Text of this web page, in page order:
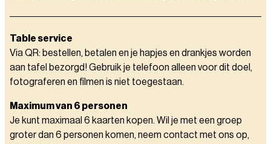
Table service
Via QR: bestellen, betalen en je hapjes en drankjes worden
aan tafel bezorgd! Gebruik je telefoon alleen voor dit doel,
fotograferen en filmen is niet toegestaan.
Maximum van 6 personen
Je kunt maximaal 6 kaarten kopen. Wil je met een groep
groter dan 6 personen komen, neem contact met ons op,